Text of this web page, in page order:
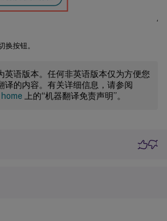
换按钮。
英语版本。任何非英语版本仅为方便您
译的内容。有关详细信息，请参阅
上的“机器翻译免责声明”。